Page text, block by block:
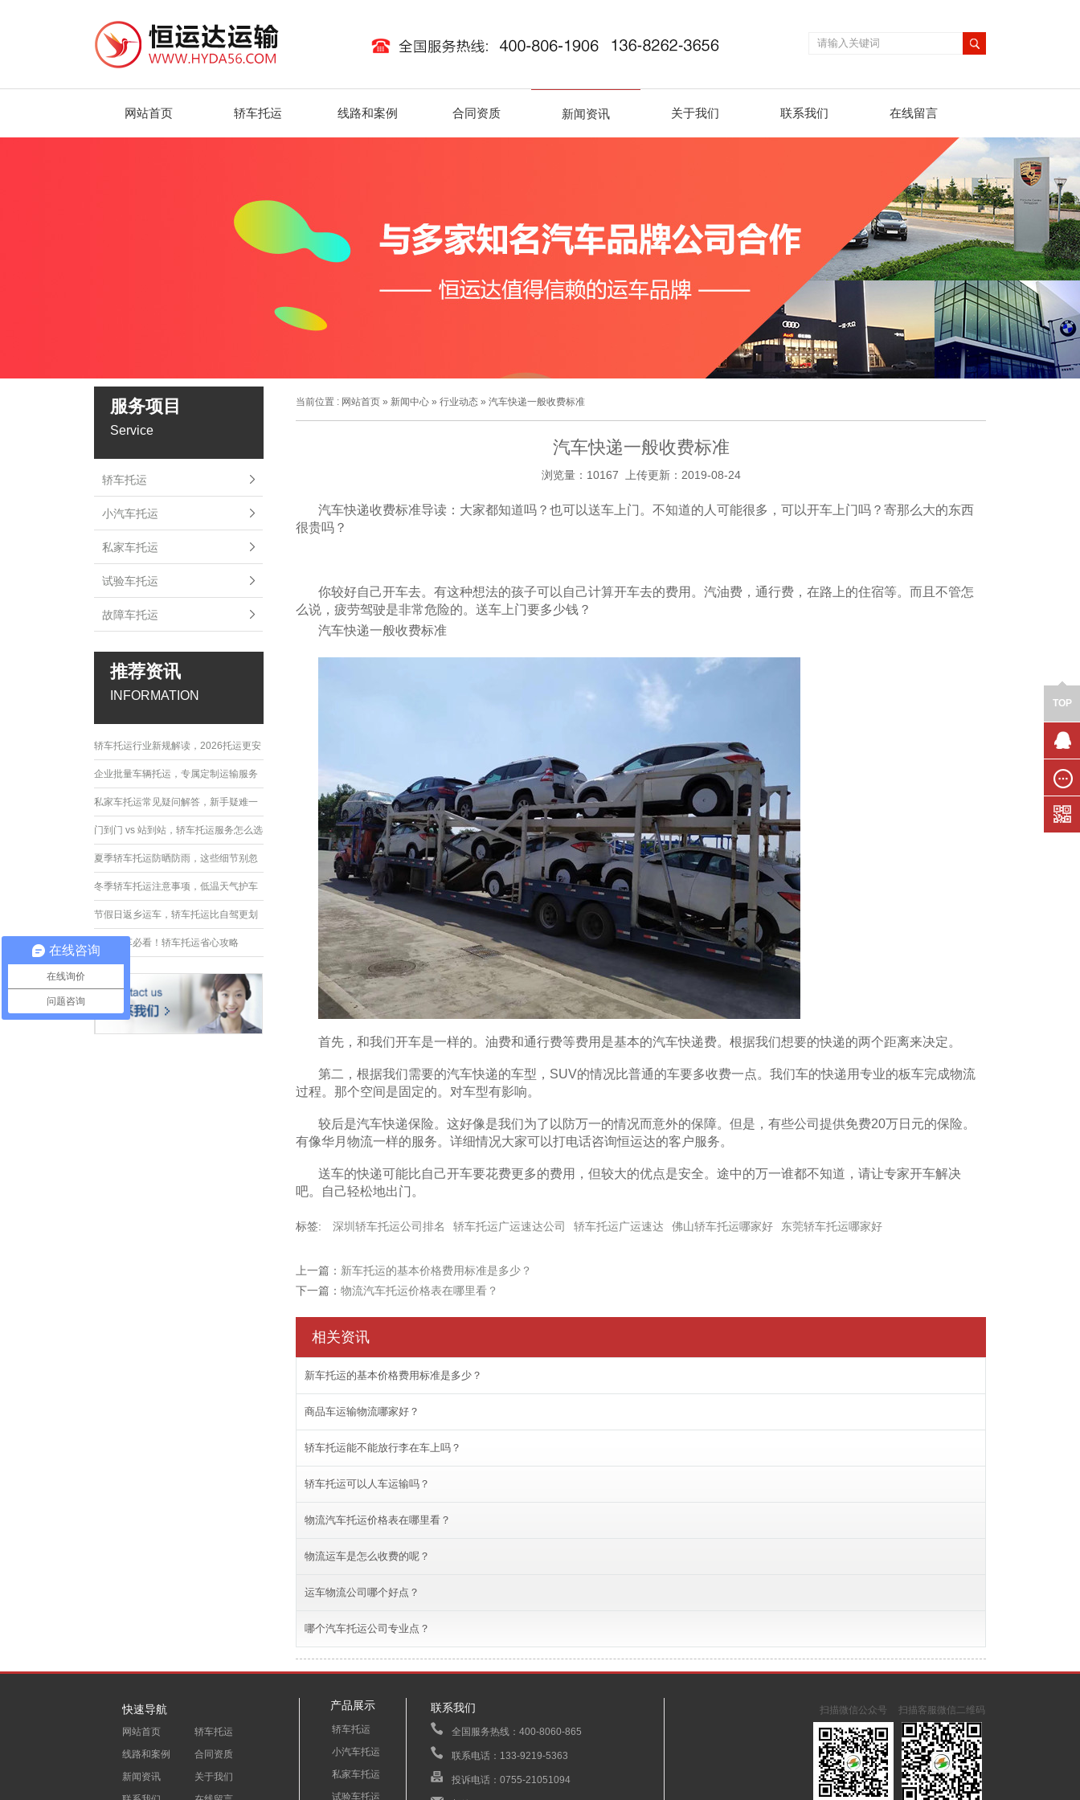
网站首页 轿车托运 线路和案例 合同资质 新闻资讯 关于我们 联系我们 在线留言
服务项目
Service
轿车托运
小汽车托运
私家车托运
试验车托运
故障车托运
推荐资讯
INFORMATION
轿车托运行业新规解读，2026托运更安
全规范
企业批量车辆托运，专属定制运输服务
优势
私家车托运常见疑问解答，新手疑难一
次性解决
门到门 vs 站到站，轿车托运服务怎么选
夏季轿车托运防晒防雨，这些细节别忽
略
冬季轿车托运注意事项，低温天气护车
指南
节假日返乡运车，轿车托运比自驾更划
算
异地购车必看！轿车托运省心攻略
当前位置 : 网站首页 » 新闻中心 » 行业动态 » 汽车快递一般收费标准
汽车快递一般收费标准
浏览量：10167 上传更新：2019-08-24
汽车快递收费标准导读：大家都知道吗？也可以送车上门。不知道的人可能很多，可以开车上门吗？寄那么大的东西
很贵吗？
你较好自己开车去。有这种想法的孩子可以自己计算开车去的费用。汽油费，通行费，在路上的住宿等。而且不管怎
么说，疲劳驾驶是非常危险的。送车上门要多少钱？
汽车快递一般收费标准
首先，和我们开车是一样的。油费和通行费等费用是基本的汽车快递费。根据我们想要的快递的两个距离来决定。
第二，根据我们需要的汽车快递的车型，SUV的情况比普通的车要多收费一点。我们车的快递用专业的板车完成物流
过程。那个空间是固定的。对车型有影响。
较后是汽车快递保险。这好像是我们为了以防万一的情况而意外的保障。但是，有些公司提供免费20万日元的保险。
有像华月物流一样的服务。详细情况大家可以打电话咨询恒运达的客户服务。
送车的快递可能比自己开车要花费更多的费用，但较大的优点是安全。途中的万一谁都不知道，请让专家开车解决
吧。自己轻松地出门。
标签: 深圳轿车托运公司排名 轿车托运广运速达公司 轿车托运广运速达 佛山轿车托运哪家好 东莞轿车托运哪家好
上一篇： 新车托运的基本价格费用标准是多少？
下一篇： 物流汽车托运价格表在哪里看？
相关资讯
新车托运的基本价格费用标准是多少？
商品车运输物流哪家好？
轿车托运能不能放行李在车上吗？
轿车托运可以人车运输吗？
物流汽车托运价格表在哪里看？
物流运车是怎么收费的呢？
运车物流公司哪个好点？
哪个汽车托运公司专业点？
快速导航
网站首页
轿车托运
线路和案例
合同资质
新闻资讯
关于我们
产品展示
轿车托运
小汽车托运
私家车托运
试验车托运
联系我们
全国服务热线：400-8060-865
联系电话：133-9219-5363
投诉电话：0755-21051094
扫描客服微信二维码
扫描微信公众号
TOP
联系我
在线留
在线咨询
在线询价
问题咨询